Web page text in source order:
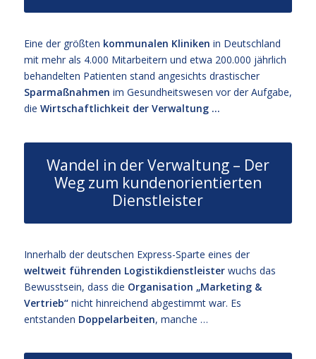
Eine der größten kommunalen Kliniken in Deutschland
mit mehr als 4.000 Mitarbeitern und etwa 200.000 jährlich
behandelten Patienten stand angesichts drastischer
Sparmaßnahmen im Gesundheitswesen vor der Aufgabe,
die Wirtschaftlichkeit der Verwaltung …
Wandel in der Verwaltung – Der
Weg zum kundenorientierten
Dienstleister
Innerhalb der deutschen Express-Sparte eines der
weltweit führenden Logistikdienstleisterwuchs das
Bewusstsein, dass die Organisation „Marketing &
Vertrieb“nicht hinreichend abgestimmt war. Es
entstanden Doppelarbeiten, manche …